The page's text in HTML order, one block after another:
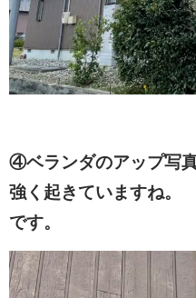
④ベランダのアップ写
強く起きていますね。
です。